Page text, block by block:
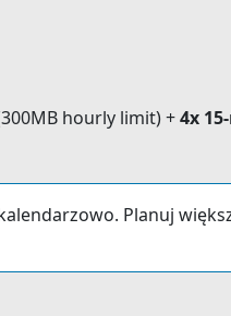
hourly limit) +4x
Planuj